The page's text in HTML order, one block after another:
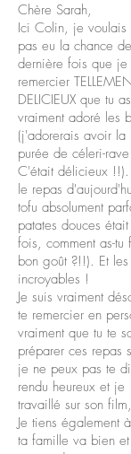
Chère Sarah,
Ici Colin, je
pas eu la chance
dernière fois que je
remercier
DELICIEUX que tu
vraiment adoré les
(j'adorerais avoir la
purée de céleri-
C'était délicieux
le repas
tofu absolument
patates douces
fois, comment as-
bon goût ?!!). Et
incroyables !
Je suis vraiment
te remercier en
vraiment que tu te
préparer ces repas
je ne peux pas te
rendu heureux et
travaillé sur son
Je tiens également
ta famille va bien